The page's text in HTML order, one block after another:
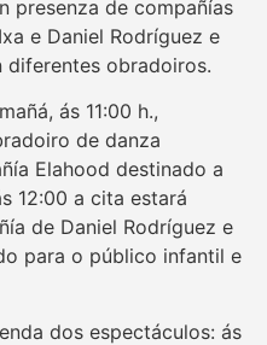
presenza de compañías
e Daniel Rodríguez e
obradoiros.
ás 11:00 h.,
de danza
Elahood destinado a
12:00 a cita estará
de Daniel Rodríguez e
para o público infantil e
dos espectáculos: ás